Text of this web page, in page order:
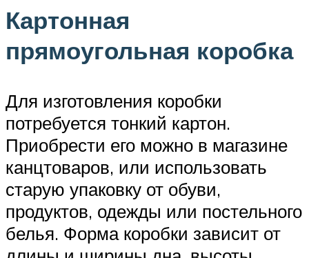
Картонная
прямоугольная коробка
Для изготовления коробки
потребуется тонкий картон.
Приобрести его можно в магазине
канцтоваров, или использовать
старую упаковку от обуви,
продуктов, одежды или постельного
белья. Форма коробки зависит от